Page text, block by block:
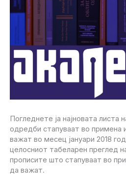
Погледнете ја најновата листа
одредби стапуваат во примена
важат во месец јануари 2018
целосниот табеларен преглед
прописите што стапуваат во
да важат.